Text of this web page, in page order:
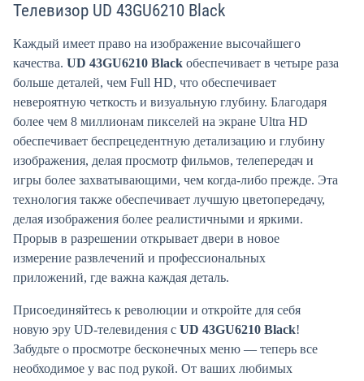
Телевизор UD 43GU6210 Black
Каждый имеет право на изображение высочайшего
качества. UD 43GU6210 Black обеспечивает в четыре раза
больше деталей, чем Full HD, что обеспечивает
невероятную четкость и визуальную глубину. Благодаря
более чем 8 миллионам пикселей на экране Ultra HD
обеспечивает беспрецедентную детализацию и глубину
изображения, делая просмотр фильмов, телепередач и
игры более захватывающими, чем когда-либо прежде. Эта
технология также обеспечивает лучшую цветопередачу,
делая изображения более реалистичными и яркими.
Прорыв в разрешении открывает двери в новое
измерение развлечений и профессиональных
приложений, где важна каждая деталь.
Присоединяйтесь к революции и откройте для себя
новую эру UD-телевидения с UD 43GU6210 Black!
Забудьте о просмотре бесконечных меню — теперь все
необходимое у вас под рукой. От ваших любимых